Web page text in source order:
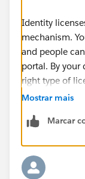
Identity
mechanism.
and people
portal. By
right type of
but keep in
Mostrar mais
Marcar